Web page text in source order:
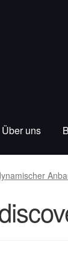
Über uns